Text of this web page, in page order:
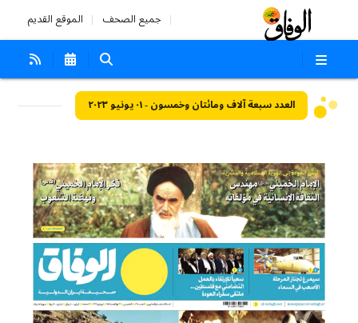
جميع الصحف الموقع القديم
العدد سبعة آلاف ومائتان وخمسون - ٠١ يونيو ٢٠٢٣